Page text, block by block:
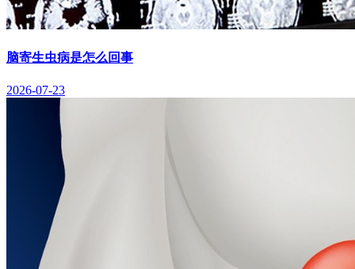
脑寄生虫病是怎么回事
2026-07-23